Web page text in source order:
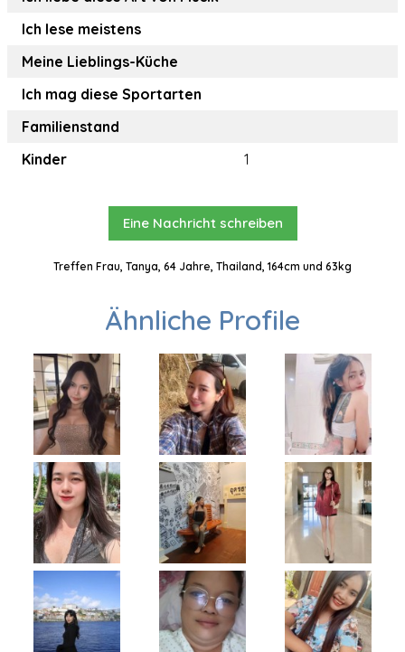
Ich lese meistens
Meine Lieblings-Küche
Ich mag diese Sportarten
Familienstand
Kinder
1
Eine Nachricht schreiben
Treffen Frau, Tanya, 64 Jahre, Thailand, 164cm und 63kg
Ähnliche Profile